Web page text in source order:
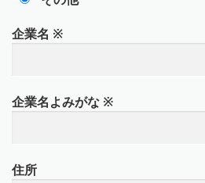
企業名 ※
企業名よみがな ※
住所